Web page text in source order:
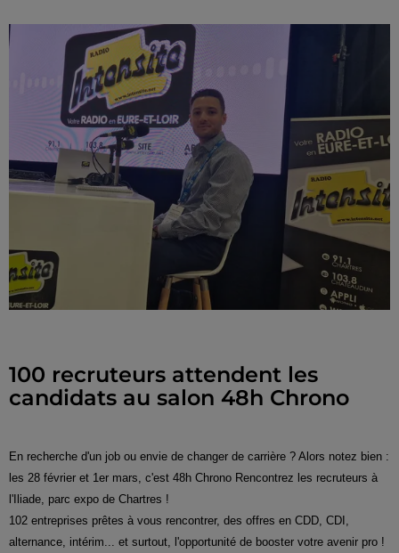
100 recruteurs attendent les
candidats au salon 48h Chrono
En recherche d'un job ou envie de changer de carrière ? Alors notez bien :
les 28 février et 1er mars, c'est 48h Chrono Rencontrez les recruteurs à
l'Iliade, parc expo de Chartres !
102 entreprises prêtes à vous rencontrer, des offres en CDD, CDI,
alternance, intérim... et surtout, l'opportunité de booster votre avenir pro !